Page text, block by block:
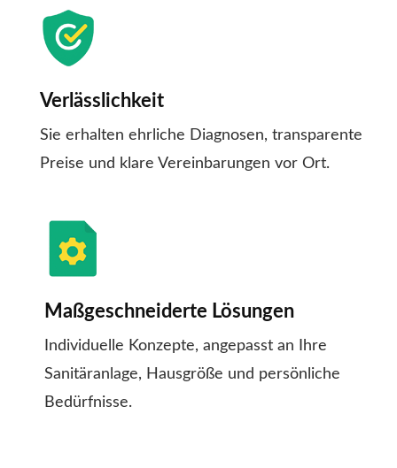
Verlässlichkeit
Sie erhalten ehrliche Diagnosen, transparente
Preise und klare Vereinbarungen vor Ort.
Maßgeschneiderte Lösungen
Individuelle Konzepte, angepasst an Ihre
Sanitäranlage, Hausgröße und persönliche
Bedürfnisse.